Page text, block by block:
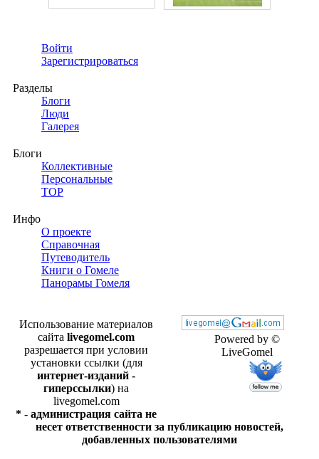
Войти
Зарегистрироваться
Разделы
Блоги
Люди
Галерея
Блоги
Коллективные
Персональные
TOP
Инфо
О проекте
Справочная
Путеводитель
Книги о Гомеле
Панорамы Гомеля
Powered by ©
LiveGomel
Использование материалов
сайта livegomel.com
разрешается при условии
установки ссылки (для
интернет-изданий -
гиперссылки) на
livegomel.com
* - администрация сайта не
несет ответственности за публикацию новостей,
добавленных пользователями